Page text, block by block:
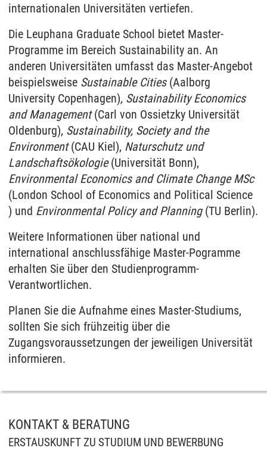
internationalen Universitäten vertiefen.
Die Leuphana Graduate School bietet Master-
Programme im Bereich Sustainability an. An
anderen Universitäten umfasst das Master-Angebot
beispielsweise Sustainable Cities(Aalborg
University Copenhagen), Sustainability Economics
and Management(Carl von Ossietzky Universität
Oldenburg), Sustainability, Society and the
Environment(CAU Kiel), Naturschutz und
Landschaftsökologie(Universität Bonn),
Environmental Economics and Climate Change MSc
(London School of Economics and Political Science
) und Environmental Policy and Planning(TU Berlin).
Weitere Informationen über national und
international anschlussfähige Master-Pogramme
erhalten Sie über den Studienprogramm-
Verantwortlichen.
Planen Sie die Aufnahme eines Master-Studiums,
sollten Sie sich frühzeitig über die
Zugangsvoraussetzungen der jeweiligen Universität
informieren.
KONTAKT & BERATUNG
ERSTAUSKUNFT ZU STUDIUM UND BEWERBUNG